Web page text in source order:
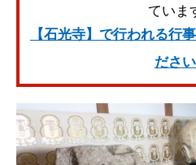
ていま
【石光寺】で行われる行
ださい